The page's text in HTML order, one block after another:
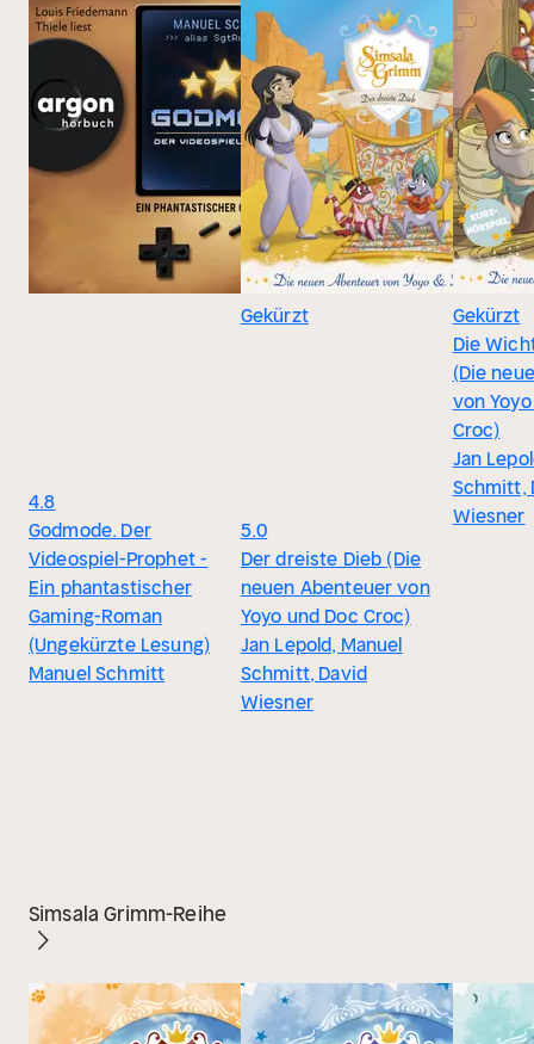
4.8
Godmode. Der
Videospiel-Prophet -
Ein phantastischer
Gaming-Roman
(Ungekürzte Lesung)
Manuel Schmitt
Gekürzt
5.0
Der dreiste Dieb (Die
neuen Abenteuer von
Yoyo und Doc Croc)
Jan Lepold, Manuel
Schmitt, David
Wiesner
Gekürzt
Die
(Die
von
Croc)
Jan
Schmitt,
Wiesner
Simsala Grimm-Reihe